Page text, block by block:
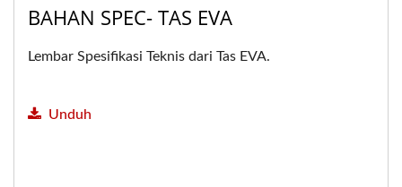
BAHAN SPEC- TAS EVA
Lembar Spesifikasi Teknis dari Tas EVA.
Unduh